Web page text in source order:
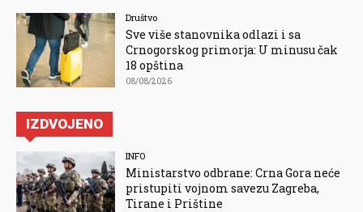
Društvo
Sve više stanovnika odlazi i sa
Crnogorskog primorja: U minusu čak
18 opština
08/08/2026
IZDVOJENO
INFO
Ministarstvo odbrane: Crna Gora neće
pristupiti vojnom savezu Zagreba,
Tirane i Prištine